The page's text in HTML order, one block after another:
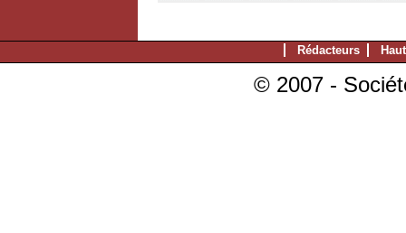
Rédacteurs
© 2007 -